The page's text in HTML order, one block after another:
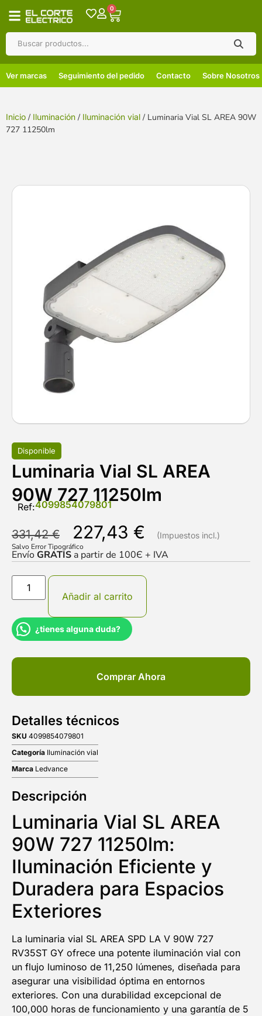
0
Ver marcas Seguimiento del pedido Contacto Sobre Nosotros
Inicio / Iluminación / Iluminación vial / Luminaria Vial SL AREA 90W
727 11250lm
Disponible
Luminaria Vial SL AREA
90W 727 11250lm
Ref:4099854079801
331,42€ 227,43 €
Salvo Error Tipográfico
EnvíoGRATIS a partir de 100Є + IVA
Añadir al carrito
¿tienes alguna duda?
Comprar Ahora
Detalles técnicos
SKU 4099854079801
Categoría Iluminación vial
Marca Ledvance
Descripción
Luminaria Vial SL AREA
90W 727 11250lm:
Iluminación Eficiente y
Duradera para Espacios
Exteriores
La luminaria vial SL AREA SPD LA V 90W 727
RV35ST GY ofrece una potente iluminación vial con
un flujo luminoso de 11,250 lúmenes, diseñada para
asegurar una visibilidad óptima en entornos
exteriores. Con una durabilidad excepcional de
100,000 horas de funcionamiento y una garantía de 5